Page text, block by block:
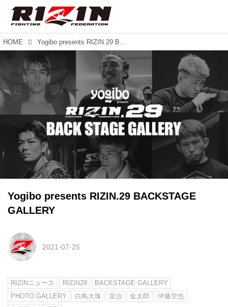
HOME Yogibo presents RIZIN.29 BACKSTAGE GALLERY
Yogibo presents RIZIN.29 BACKSTAGE
GALLERY
2021-07-25
RIZINニュース RIZIN29
BACKSTAGE GALLERY
PHOTO GALLERY
白鳥大珠 皇治 金太郎
伊藤空也